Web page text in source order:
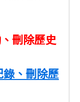
刪除歷史
、刪除歷